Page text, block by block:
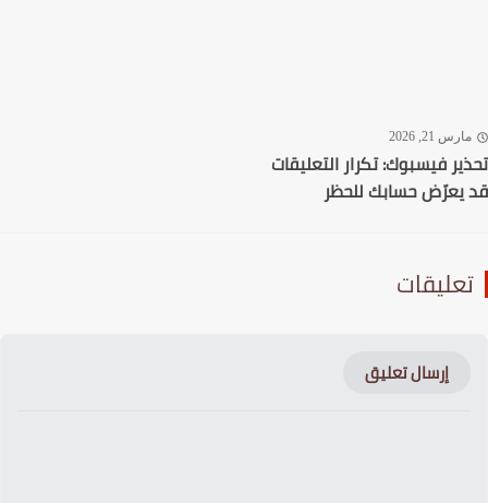
21, 2026
فيسبوك: تكرار التعليقات
حسابك للحظر
إرسال تعليق